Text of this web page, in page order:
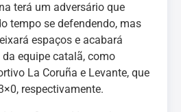
terá um adversário que
tempo se defendendo, mas
espaços e acabará
equipe catalã, como
La Coruña e Levante, que
respectivamente.